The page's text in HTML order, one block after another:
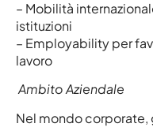
– Mobilità
istituzioni
– Employability per
lavoro
Ambito Aziendale
Nel mondo